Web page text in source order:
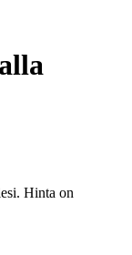
Hinta on